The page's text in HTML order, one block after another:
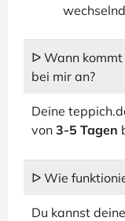
ᐅ Wann
bei mir an?
Deine
von 3-5 Tagen
ᐅ Wie
Du kannst